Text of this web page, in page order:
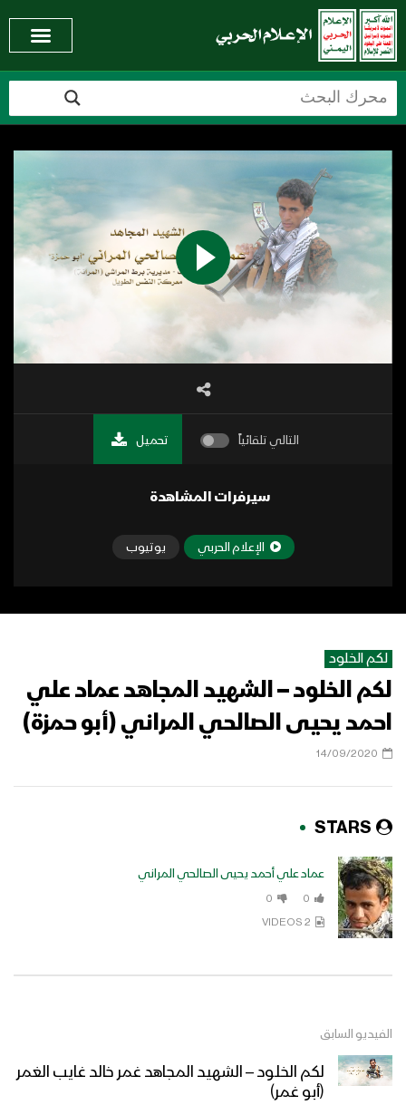
التالي تلقائياً تحميل
سيرفرات المشاهدة
الإعلام الحربي يوتيوب
لكم الخلود
لكم الخلود – الشهيد المجاهد عماد علي
احمد يحيى الصالحي المراني (أبو حمزة)
14/09/2020
STARS
عماد علي أحمد يحيى الصالحي المراني
0
0
2 VIDEOS
الفيديو السابق
لكم الخلود – الشهيد المجاهد غمر خالد غايب الغمر
(أبو غمر)